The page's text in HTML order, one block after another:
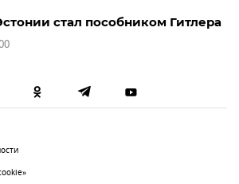
стал пособником Гитлера